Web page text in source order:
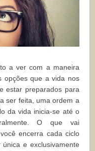
a ver com a maneira
opções que a vida nos
estar preparados para
ser feita, uma ordem a
da vida inicia-se até o
O que vai
encerra cada ciclo
e exclusivamente